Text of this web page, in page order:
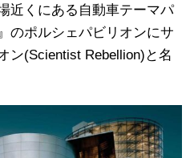
近くにある自動車テーマパ
のポルシェパビリオンにサ
ン(Scientist Rebellion)と名